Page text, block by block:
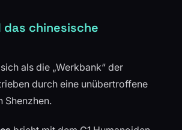
das chinesische
als die „Werkbank“ der
durch eine unübertroffene
Shenzhen.